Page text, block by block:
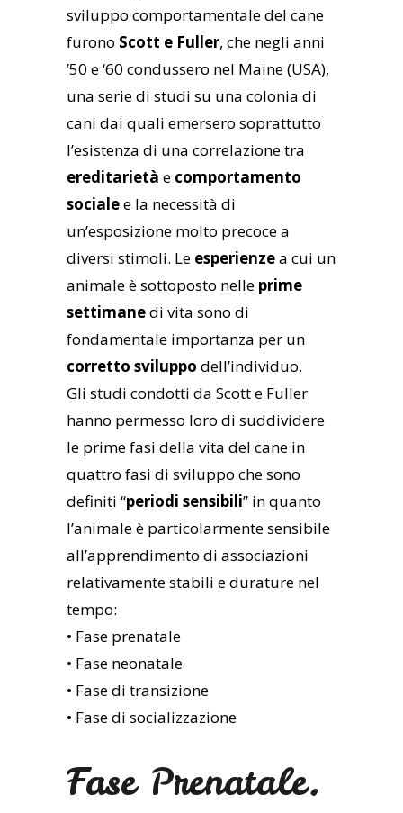
sviluppo comportamentale del cane
furono Scott e Fuller, che negli anni
’50 e ‘60 condussero nel Maine (USA),
una serie di studi su una colonia di
cani dai quali emersero soprattutto
l’esistenza di una correlazione tra
ereditarietà e comportamento
socialee la necessità di
un’esposizione molto precoce a
diversi stimoli. Le esperienzea cui un
animale è sottoposto nelle prime
settimanedi vita sono di
fondamentale importanza per un
corretto sviluppo dell’individuo.
Gli studi condotti da Scott e Fuller
hanno permesso loro di suddividere
le prime fasi della vita del cane in
quattro fasi di sviluppo che sono
definiti “periodi sensibili” in quanto
l’animale è particolarmente sensibile
all’apprendimento di associazioni
relativamente stabili e durature nel
tempo:
• Fase prenatale
• Fase neonatale
• Fase di transizione
• Fase di socializzazione
Fase Prenatale.